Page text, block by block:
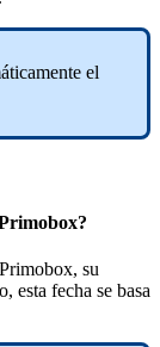
áticamente el
?
Primobox, su
, esta fecha se basa